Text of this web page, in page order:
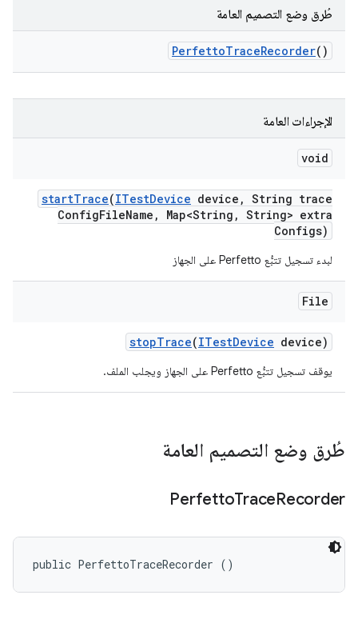
طُرق وضع التصميم العامة
PerfettoTraceRecorder()
الإجراءات العامة
void
startTrace(ITestDevice device , String trace
ConfigFileName , Map<String , String> extra
Configs)
لبدء تسجيل تتبُّع Perfetto على الجهاز
File
stopTrace(ITestDevice device)
يوقف تسجيل تتبُّع Perfetto على الجهاز ويجلب الملف.
طُرق وضع التصميم العامة
PerfettoTraceRecorder
public PerfettoTraceRecorder ()